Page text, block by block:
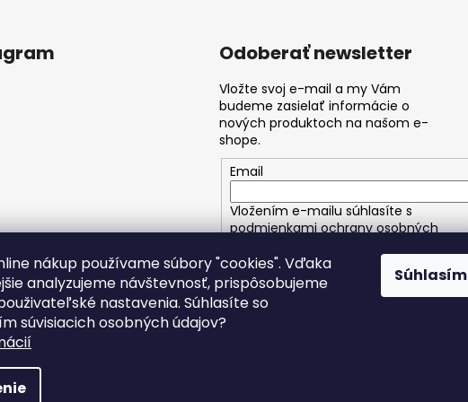
nákup používame súbory "cookies". Vďaka
analyzujeme návštevnosť, prispôsobujeme
nastavenia. Súhlasíte so
súvisiacich osobných údajov?
Súhlasím
Sledovať na Instagrame
Odoberať newsletter
Vložte svoj e-mail a my Vám
budeme zasielať informácie o
nových produktoch na našom e-
shope.
Email
Vložením e-mailu súhlasíte s
podmienkami ochrany osobných
PRIHLÁSIŤ SA
vyhradené.